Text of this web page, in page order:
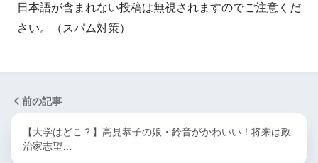
日本語が含まれない投稿は無視されますのでご注意くだ
さい。（スパム対策）
前の記事
【大学はどこ？】高見恭子の娘・鈴音がかわいい！将来は政
治家志望…